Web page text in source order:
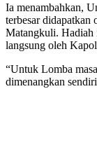
Ia menambahkan,
terbesar
Matangkuli. Hadiah
langsung oleh
“Untuk Lomba
dimenangkan